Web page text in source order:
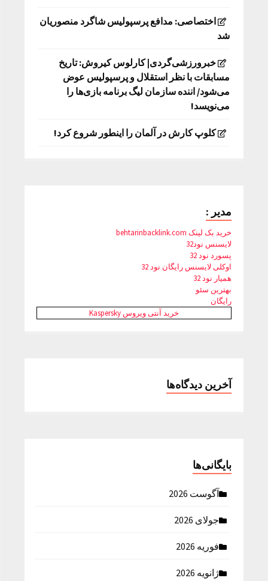
اختصاصی: مدافع پرسپولیس شاگرد منصوریان
شد
خبرورزشی‌گردی| کارلوس کیروش: تاریخ
مسابقات با نظر استقلال و پرسپولیس عوض
می‌شود/ اننده سازمان لیگ برنامه بازی‌ها را
می‌نویسد!
کلوپ کارش در آلمان را اینطور شروع کرد!
مدیر :
خرید بک لینک behtarinbacklink.com
لایسنس نود32
پسورد نود 32
اوکلی لایسنس رایگان نود 32
همیار نود 32
بهترین سئو
رایگان
خرید آنتی ویروس Kaspersky
آخرین دیدگاه‌ها
بایگانی‌ها
آگوست 2026
جولای 2026
فوریه 2026
ژانویه 2026